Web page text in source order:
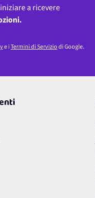
a ricevere
e iTermini di Serviziodi Google.